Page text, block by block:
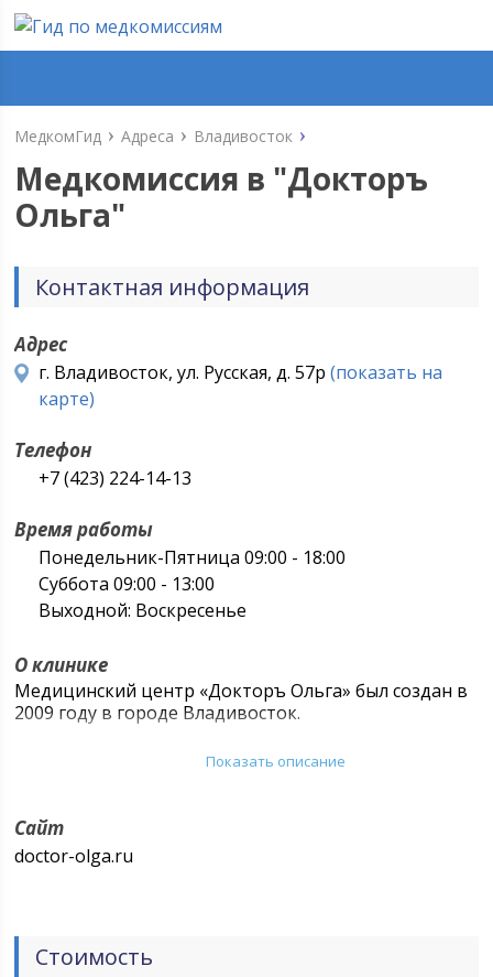
МедкомГид Адреса Владивосток
Медкомиссия в "Докторъ
Ольга"
Контактная информация
Адрес
г. Владивосток, ул. Русская, д. 57р(показать на
карте)
Телефон
+7 (423) 224-14-13
Время работы
Понедельник-Пятница 09:00 - 18:00
Суббота 09:00 - 13:00
Выходной: Воскресенье
О клинике
Медицинский центр «Докторъ Ольга» был создан в
2009 году в городе Владивосток.
Медицинский центр специализируется на
проведении различных медосмотров:
медкомиссия для водителей, медкомиссия на
оружие, медкомиссия для трудоустройства,
медкомиссия для абитуриентов. Все врачи ведут
Показать описание
Сайт
doctor-olga.ru
Стоимость